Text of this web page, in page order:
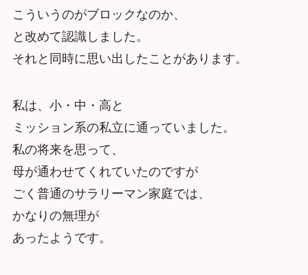
こういうのがブロックなのか、
と改めて認識しました。
それと同時に思い出したことがあります。
私は、小・中・高と
ミッション系の私立に通っていました。
私の将来を思って、
母が通わせてくれていたのですが
ごく普通のサラリーマン家庭では、
かなりの無理が
あったようです。